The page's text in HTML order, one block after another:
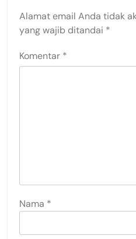
Alamat email Anda tidak
yang wajib ditandai *
Komentar *
Nama *